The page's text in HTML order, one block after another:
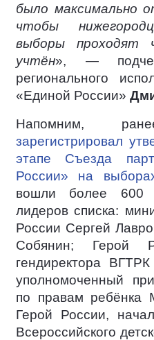
было максимально
чтобы
выборы проходят
учтён», —
регионального
«Единой России»
Напомним,
зарегистрировал
этапе Съезда
России» на
вошли более 600
лидеров списка:
России Сергей
Собянин; Герой
гендиректора
уполномоченный
по правам ребёнка
Герой России,
Всероссийского